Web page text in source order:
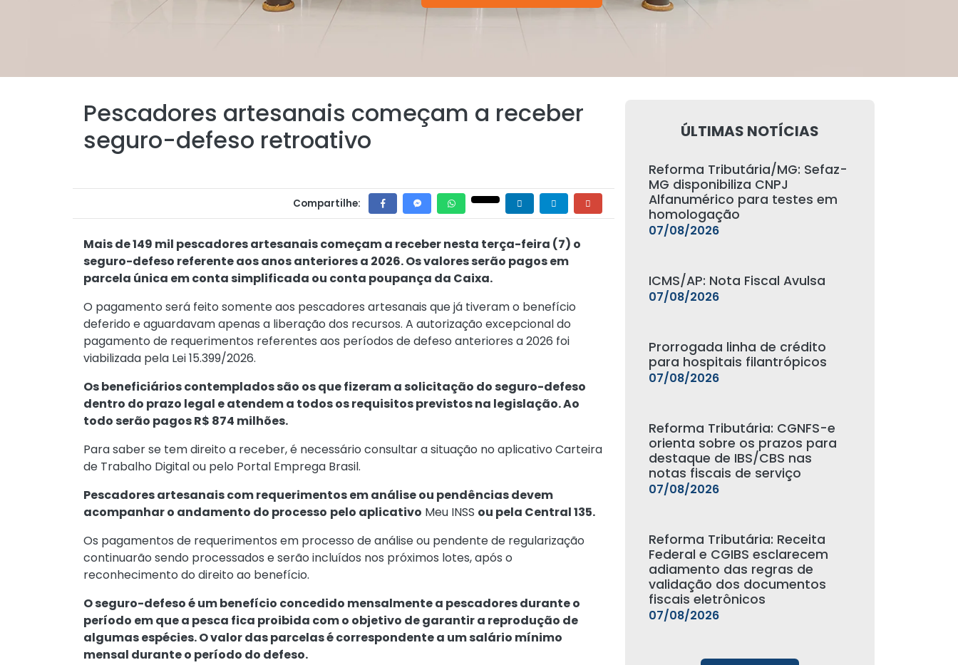
Pescadores artesanais começam a receber
seguro-defeso retroativo
Compartilhe:
Mais de 149 mil pescadores artesanais começam a receber nesta terça-feira (7) o
seguro-defeso referente aos anos anteriores a 2026. Os valores serão pagos em
parcela única em conta simplificada ou conta poupança da Caixa.
O pagamento será feito somente aos pescadores artesanais que já tiveram o benefício
deferido e aguardavam apenas a liberação dos recursos. A autorização excepcional do
pagamento de requerimentos referentes aos períodos de defeso anteriores a 2026 foi
viabilizada pela Lei 15.399/2026.
Os beneficiários contemplados são os que fizeram a solicitação do seguro-defeso
dentro do prazo legal e atendem a todos os requisitos previstos na legislação. Ao
todo serão pagos R$ 874 milhões.
Para saber se tem direito a receber, é necessário consultar a situação no aplicativo Carteira
de Trabalho Digitalou pelo Portal Emprega Brasil.
Pescadores artesanais com requerimentos em análise ou pendências devem
acompanhar o andamento do processo pelo aplicativo Meu INSS ou pela Central 135.
Os pagamentos de requerimentos em processo de análise ou pendente de regularização
continuarão sendo processados e serão incluídos nos próximos lotes, após o
reconhecimento do direito ao benefício.
O seguro-defeso é um benefício concedido mensalmente a pescadores durante o
período em que a pesca fica proibida com o objetivo de garantir a reprodução de
algumas espécies. O valor das parcelas é correspondente a um salário mínimo
mensal durante o período do defeso.
ÚLTIMAS NOTÍCIAS
Reforma Tributária/MG: Sefaz-
MG disponibiliza CNPJ
Alfanumérico para testes em
homologação
07/08/2026
ICMS/AP: Nota Fiscal Avulsa
07/08/2026
Prorrogada linha de crédito
para hospitais filantrópicos
07/08/2026
Reforma Tributária: CGNFS-e
orienta sobre os prazos para
destaque de IBS/CBS nas
notas fiscais de serviço
07/08/2026
Reforma Tributária: Receita
Federal e CGIBS esclarecem
adiamento das regras de
validação dos documentos
fiscais eletrônicos
07/08/2026